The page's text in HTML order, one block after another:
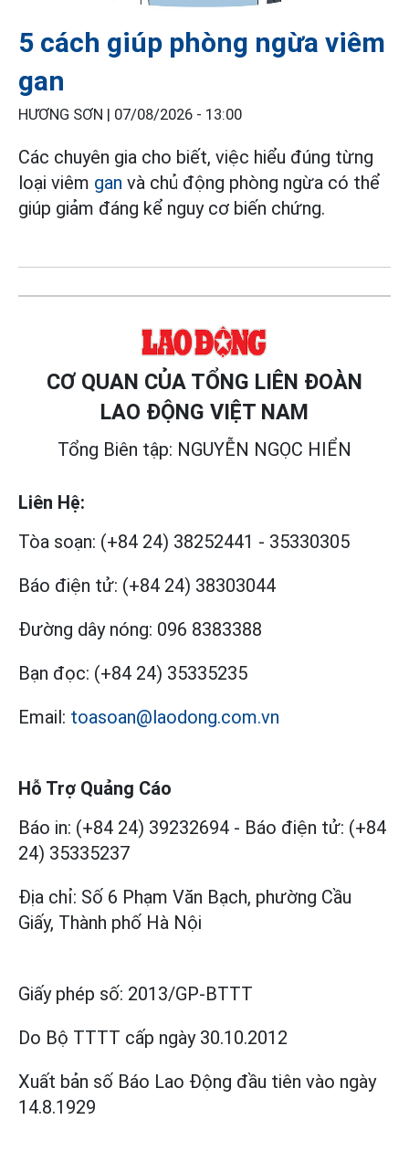
5 cách giúp phòng ngừa viêm
gan
HƯƠNG SƠN | 07/08/2026 - 13:00
Các chuyên gia cho biết, việc hiểu đúng từng
loại viêm gan và chủ động phòng ngừa có thể
giúp giảm đáng kể nguy cơ biến chứng.
CƠ QUAN CỦA TỔNG LIÊN ĐOÀN
LAO ĐỘNG VIỆT NAM
Tổng Biên tập: NGUYỄN NGỌC HIỂN
Liên Hệ:
Tòa soạn: (+84 24) 38252441 - 35330305
Báo điện tử: (+84 24) 38303044
Đường dây nóng: 096 8383388
Bạn đọc: (+84 24) 35335235
Email: toasoan@laodong.com.vn
Hỗ Trợ Quảng Cáo
Báo in: (+84 24) 39232694 - Báo điện tử: (+84
24) 35335237
Địa chỉ: Số 6 Phạm Văn Bạch, phường Cầu
Giấy, Thành phố Hà Nội
Giấy phép số: 2013/GP-BTTT
Do Bộ TTTT cấp ngày 30.10.2012
Xuất bản số Báo Lao Động đầu tiên vào ngày
14.8.1929